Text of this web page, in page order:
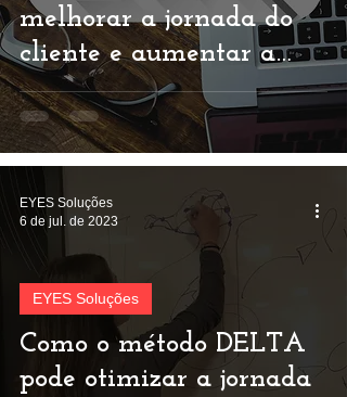
melhorar a jornada do
cliente e aumentar a
visibilidade do seu
negócio online
Como o método DELTA
pode otimizar a jornada
EYES Soluções
EYES Soluções
6 de jul. de 2023